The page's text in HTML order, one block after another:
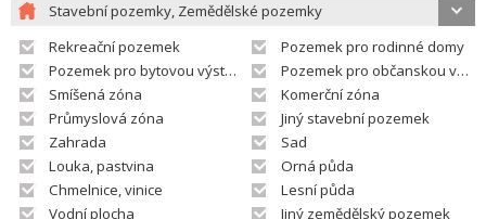
Stavební pozemky, Zemědělské pozemky
Rekreační pozemek
Pozemek pro rodinné domy
Pozemek pro bytovou výstavbu
Pozemek pro občanskou vybavenost
Smíšená zóna
Komerční zóna
Průmyslová zóna
Jiný stavební pozemek
Zahrada
Sad
Louka, pastvina
Orná půda
Chmelnice, vinice
Lesní půda
Vodní plocha
Jiný zemědělský pozemek